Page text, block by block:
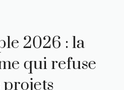
2026 : la
qui refuse
projets